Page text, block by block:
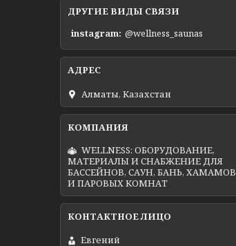
ДРУГИЕ ВИДЫ СВЯЗИ
instagram @wellness_saunas
Алматы, Казахстан
WELLNESS: ОБОРУДОВАНИЕ,
МАТЕРИАЛЫ И СНАБЖЕНИЕ ДЛЯ
БАССЕЙНОВ, САУН, БАНЬ, ХАМАМОВ
И ПАРОВЫХ КОМНАТ
Евгений